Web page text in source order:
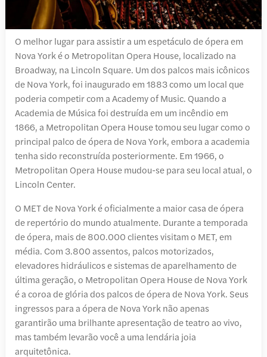
O melhor lugar para assistir a um espetáculo de ópera em
Nova York é o Metropolitan Opera House, localizado na
Broadway, na Lincoln Square. Um dos palcos mais icônicos
de Nova York, foi inaugurado em 1883 como um local que
poderia competir com a Academy of Music. Quando a
Academia de Música foi destruída em um incêndio em
1866, a Metropolitan Opera House tomou seu lugar como o
principal palco de ópera de Nova York, embora a academia
tenha sido reconstruída posteriormente. Em 1966, o
Metropolitan Opera House mudou-se para seu local atual, o
Lincoln Center.
O MET de Nova York é oficialmente a maior casa de ópera
de repertório do mundo atualmente. Durante a temporada
de ópera, mais de 800.000 clientes visitam o MET, em
média. Com 3.800 assentos, palcos motorizados,
elevadores hidráulicos e sistemas de aparelhamento de
última geração, o Metropolitan Opera House de Nova York
é a coroa de glória dos palcos de ópera de Nova York. Seus
ingressos para a ópera de Nova York não apenas
garantirão uma brilhante apresentação de teatro ao vivo,
mas também levarão você a uma lendária joia
arquitetônica.